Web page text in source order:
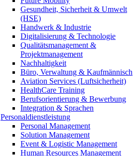
Gesundheit, Sicherheit & Umwelt
(HSE)
Handwerk & Industrie
Digitalisierung & Technologie
Qualitätsmanagement &
Projektmanagement
Nachhaltigkeit
Büro, Verwaltung & Kaufmännisch
Aviation Services (Luftsicherheit)
HealthCare Training
Berufsorientierung & Bewerbung
Integration & Sprachen
Personaldienstleistung
Personal Management
Solution Management
Event & Logistic Management
Human Resources Management